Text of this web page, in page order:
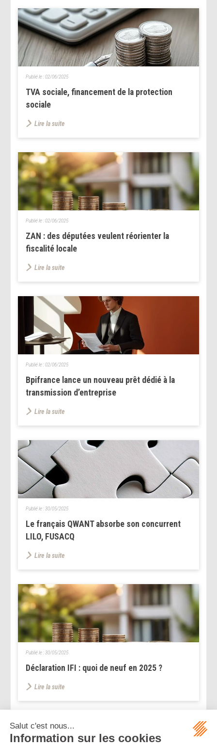
TVA sociale, financement de la protection
sociale
Publié le :02/06/2025
Lire la suite
ZAN : des députées veulent réorienter la
fiscalité locale
Publié le :02/06/2025
Lire la suite
Bpifrance lance un nouveau prêt dédié à la
transmission d’entreprise
Publié le :02/06/2025
Lire la suite
Le français QWANT absorbe son concurrent
LILO, FUSACQ
Publié le :30/05/2025
Lire la suite
Déclaration IFI : quoi de neuf en 2025 ?
Publié le :30/05/2025
Lire la suite
<< < ...